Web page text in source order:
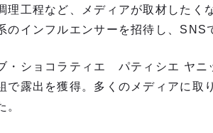
理工程など、メディアが取材したく
のインフルエンサーを招待し、SNS
・ショコラティエ パティシエ ヤニ
で露出を獲得。多くのメディアに取
。